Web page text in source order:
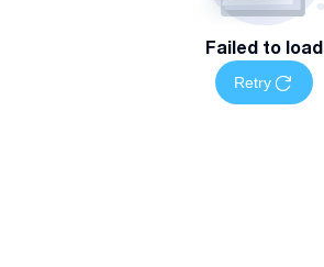
Failed to load
Retry